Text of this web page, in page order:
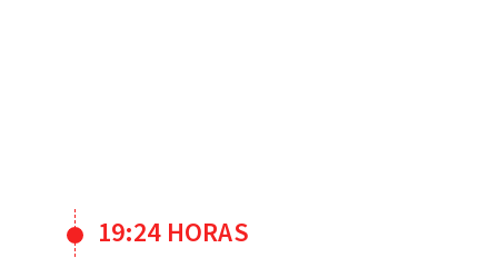
19:24 HORAS